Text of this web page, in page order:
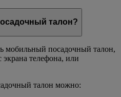
талон?
мобильный посадочный талон,
экрана телефона, или
талон можно: